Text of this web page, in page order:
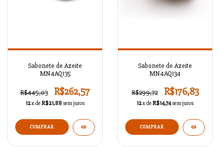
Sabonete de Azeite
MN4AQ135
R$445,03 R$262,57
12x de R$21,88 sem juros
COMPRAR
Sabonete de Azeite
MN4AQ134
R$299,72 R$176,83
12x de R$14,74 sem juros
COMPRAR